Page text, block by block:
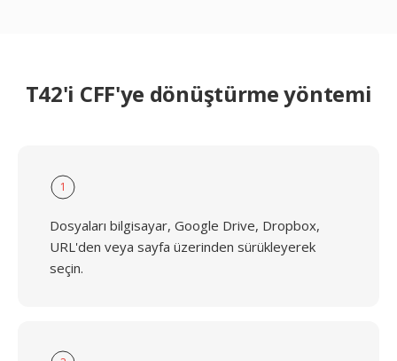
T42'i CFF'ye dönüştürme yöntemi
1
Dosyaları bilgisayar, Google Drive, Dropbox,
URL'den veya sayfa üzerinden sürükleyerek
seçin.